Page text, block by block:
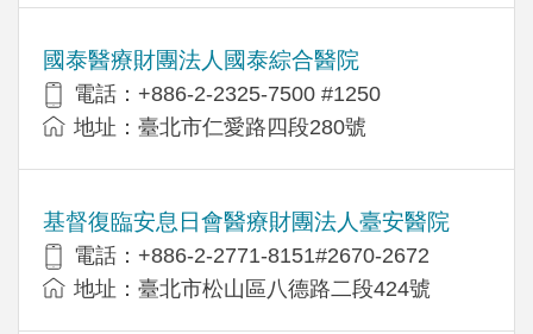
國泰醫療財團法人國泰綜合醫院
電話：+886-2-2325-7500 #1250
地址：臺北市仁愛路四段280號
基督復臨安息日會醫療財團法人臺安醫院
電話：+886-2-2771-8151#2670-2672
地址：臺北市松山區八德路二段424號